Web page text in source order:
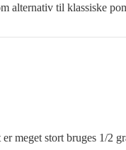
alternativ til klassiske
meget stort bruges 1/2